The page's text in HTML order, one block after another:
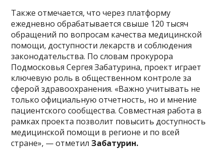
Также отмечается, что через платформу
ежедневно обрабатывается свыше 120 тысяч
обращений по вопросам качества медицинской
помощи, доступности лекарств и соблюдения
законодательства. По словам прокурора
Подмосковья Сергея Забатурина, проект играет
ключевую роль в общественном контроле за
сферой здравоохранения. «Важно учитывать не
только официальную отчетность, но и мнение
пациентского сообщества. Совместная работа в
рамках проекта позволит повысить доступность
медицинской помощи в регионе и по всей
стране», — отметил Забатурин.